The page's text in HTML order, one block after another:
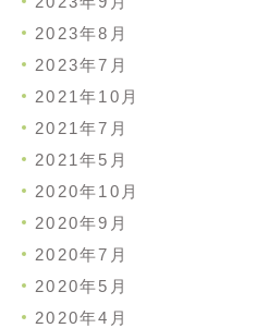
2023年8月
2023年7月
2021年10月
2021年7月
2021年5月
2020年10月
2020年9月
2020年7月
2020年5月
2020年4月